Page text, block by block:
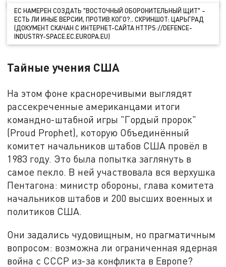
ЕС НАМЕРЕН СОЗДАТЬ "ВОСТОЧНЫЙ ОБОРОНИТЕЛЬНЫЙ ЩИТ" –
ЕСТЬ ЛИ ИНЫЕ ВЕРСИИ, ПРОТИВ КОГО?.. СКРИНШОТ: ЦАРЬГРАД
(ДОКУМЕНТ СКАЧАН С ИНТЕРНЕТ-САЙТА HTTPS://DEFENCE-
INDUSTRY-SPACE.EC.EUROPA.EU)
Тайные учения США
На этом фоне красноречивыми выглядят
рассекреченные американцами итоги
командно-штабной игры "Гордый пророк"
(Proud Prophet), которую Объединённый
комитет начальников штабов США провёл в
1983 году. Это была попытка заглянуть в
самое пекло. В ней участвовала вся верхушка
Пентагона: министр обороны, глава комитета
начальников штабов и 200 высших военных и
политиков США.
Они задались чудовищным, но прагматичным
вопросом: возможна ли ограниченная ядерная
война с СССР из-за конфликта в Европе?